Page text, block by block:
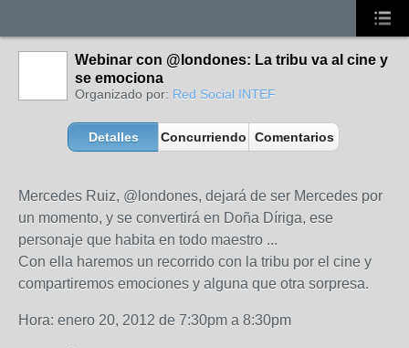
Webinar con @londones: La tribu va al cine y
se emociona
Organizado por: Red Social INTEF
Detalles Concurriendo Comentarios
Mercedes Ruiz, @londones, dejará de ser Mercedes por
un momento, y se convertirá en Doña Díriga, ese
personaje que habita en todo maestro ...
Con ella haremos un recorrido con la tribu por el cine y
compartiremos emociones y alguna que otra sorpresa.
Hora: enero 20, 2012 de 7:30pm a 8:30pm